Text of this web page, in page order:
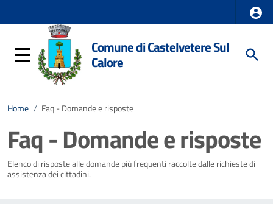
Comune di Castelvetere Sul
Calore
Home / Faq - Domande e risposte
Faq - Domande e risposte
Elenco di risposte alle domande più frequenti raccolte dalle richieste di
assistenza dei cittadini.